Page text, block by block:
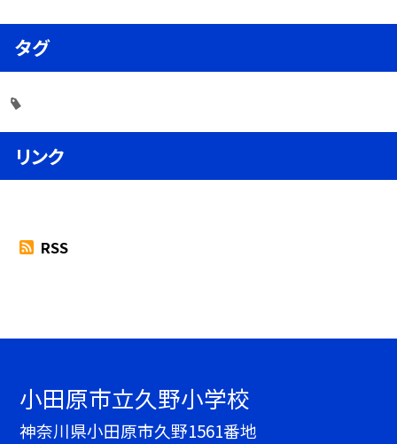
タグ
リンク
RSS
小田原市立久野小学校
神奈川県小田原市久野1561番地